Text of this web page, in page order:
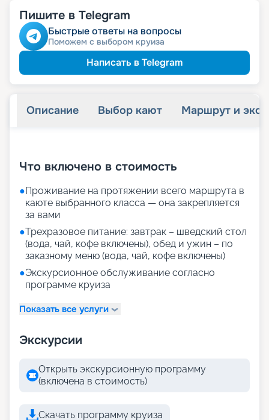
138 390
Скидкаименинникам
Скидкамолодожёнам
Скидка на юбилей свадьбы, кратный 5-ти
годам
Пишите в Telegram
Быстрые ответы на вопросы
Поможем с выбором круиза
Написать в Telegram
Описание Выбор кают Маршрут и
Что включено в стоимость
●Проживание на протяжении всего маршрута в
каюте выбранного класса — она закрепляется
за вами
●Трехразовое питание: завтрак – шведский стол
(вода, чай, кофе включены), обед и ужин – по
заказному меню (вода, чай, кофе включены)
●Экскурсионное обслуживание согласно
программе круиза
Показать все услуги
Экскурсии
Открыть экскурсионную программу
(включена в стоимость)
Скачать программу круиза